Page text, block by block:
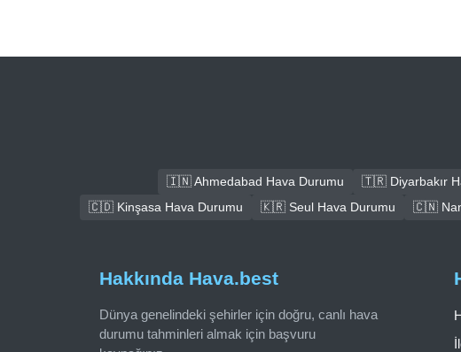
🇮🇳 Ahmedabad Hava Durumu 🇹🇷 Diyarbakır
🇨🇩 Kinşasa Hava Durumu
🇰🇷 Seul Hava Durumu 🇨🇳
Hakkında Hava.best
Dünya genelindeki şehirler için doğru, canlı hava
durumu tahminleri almak için başvuru